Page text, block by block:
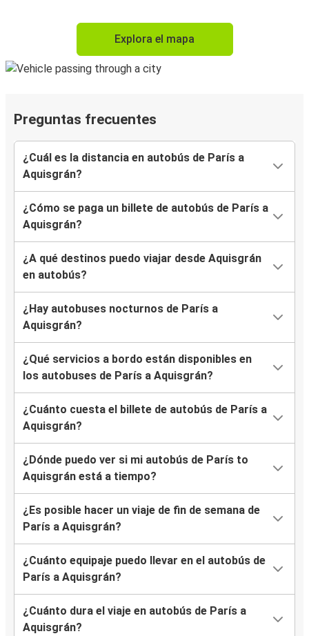
Explora el mapa
Preguntas frecuentes
¿Cuál es la distancia en autobús de París a
Aquisgrán?
¿Cómo se paga un billete de autobús de París a
Aquisgrán?
¿A qué destinos puedo viajar desde Aquisgrán
en autobús?
¿Hay autobuses nocturnos de París a
Aquisgrán?
¿Qué servicios a bordo están disponibles en
los autobuses de París a Aquisgrán?
¿Cuánto cuesta el billete de autobús de París a
Aquisgrán?
¿Dónde puedo ver si mi autobús de París to
Aquisgrán está a tiempo?
¿Es posible hacer un viaje de fin de semana de
París a Aquisgrán?
¿Cuánto equipaje puedo llevar en el autobús de
París a Aquisgrán?
¿Cuánto dura el viaje en autobús de París a
Aquisgrán?